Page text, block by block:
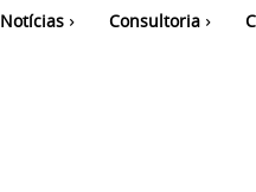
Notícias Consultoria